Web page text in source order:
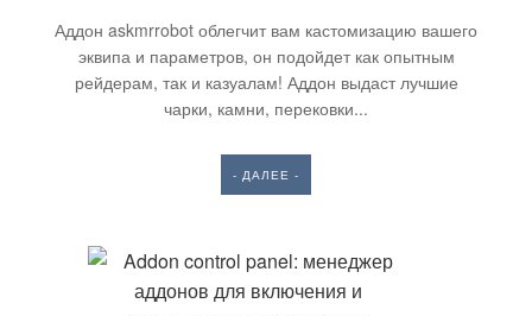
Аддон askmrrobot облегчит вам кастомизацию вашего
эквипа и параметров, он подойдет как опытным
рейдерам, так и казуалам! Аддон выдаст лучшие
чарки, камни, перековки...
- ДАЛЕЕ -